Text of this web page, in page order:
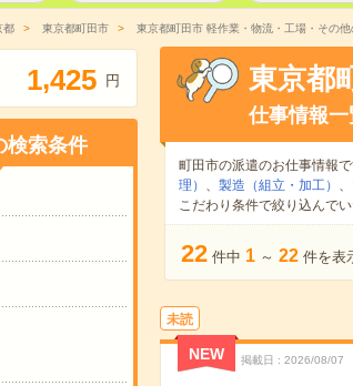
都 東京都町田市 東京都町田市 軽作業・物流・工場・その
1,425 円
検索条件
東京都
仕事情報一
町田市の派遣のお仕事情報
理） 、 製造（組立・加工） 、
こだわり条件で絞り込んでい
22 件中 1 ～ 22 件を表
未読
NEW 掲載日 2026/08/07